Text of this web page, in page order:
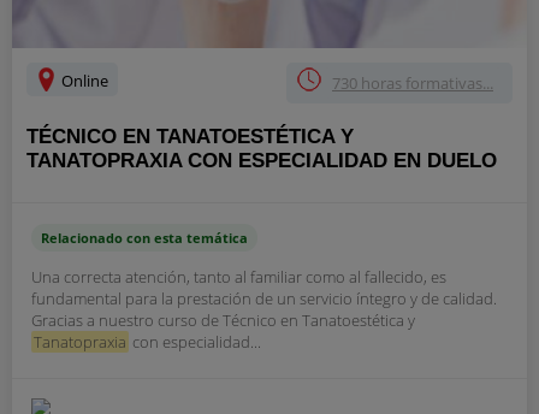
Online 730 horas formativas...
TÉCNICO EN TANATOESTÉTICA Y
TANATOPRAXIA CON ESPECIALIDAD EN DUELO
Relacionado con esta temática
Una correcta atención, tanto al familiar como al fallecido, es
fundamental para la prestación de un servicio íntegro y de calidad.
Gracias a nuestro curso de Técnico en Tanatoestética y
Tanatopraxia con especialidad...